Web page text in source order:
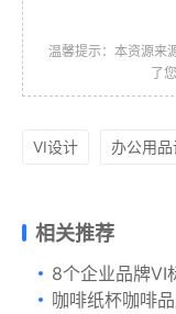
温馨提示：本资源来
了
VI设计 办公用
相关推荐
8个企业品牌VI标识设计
咖啡纸杯咖啡品